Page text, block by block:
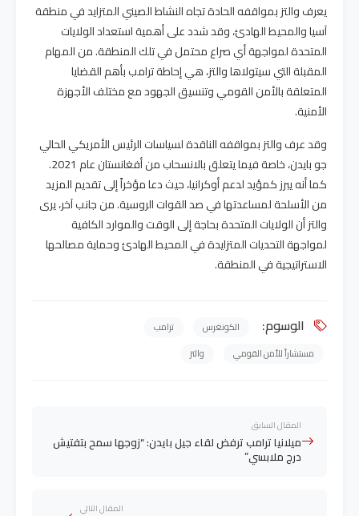
يعرف والتز بمواقفه الحادة تجاه النشاط الصيني المتزايد في منطقة
آسيا والمحيط الهادئ، وقد شدد على أهمية استعداد الولايات
المتحدة لمواجهة أي صراع محتمل في تلك المنطقة. من المهام
المقبلة التي سيتولاها والتز، هي إحاطة ترامب بأهم القضايا
المتعلقة بالأمن القومي وتنسيق الجهود مع مختلف الأجهزة
الأمنية.
وقد عرف والتز بمواقفه الناقدة لسياسات الرئيس الأمريكي الحالي
جو بايدن، خاصة فيما يتعلق بالانسحاب من أفغانستان عام 2021.
كما أنه يبرز كمؤيد لدعم أوكرانيا، حيث دعا مؤخراً إلى تقديم المزيد
من الأسلحة لمساعدتها في صد القوات الروسية. من جانب آخر، يرى
والتز أن الولايات المتحدة بحاجة إلى الوقت والموارد الكافية
لمواجهة التحديات المتزايدة في المحيط الهادئ وحماية مصالحها
الاستراتيجية في المنطقة.
الوسوم: الكونغرس
ترامب
مستشاراً للأمن القومي
والتز
المقال السابق
ميلانيا ترامب ترفض لقاء جيل بايدن: “زوجها سمح بتفتيش
درج ملابسي”
المقال التالي